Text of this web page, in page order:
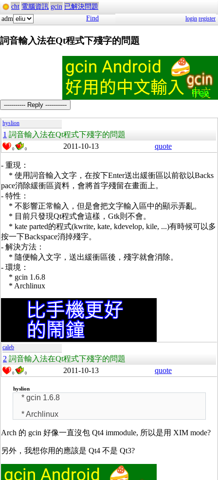
cht 電腦資訊 gcin 已解決問題
adm
Find login register
詞音輸入法在Qt程式下殘字的問題
----------- Reply -----------
hyslion
1 詞音輸入法在Qt程式下殘字的問題
0 0 2011-10-13 quote
- 重現：
* 使用詞音輸入文字，在按下Enter送出緩衝區以前欲以Backs
pace消除緩衝區資料，會將首字殘留在畫面上。
- 特性：
* 不影響正常輸入，但是會把文字輸入區中的顯示弄亂。
* 目前只發現Qt程式會這樣，Gtk則不會。
* kate parted的程式(kwrite, kate, kdevelop, kile, ...)有時候可以多
按一下Backspace消掉殘字。
- 解決方法：
* 隨便輸入文字，送出緩衝區後，殘字就會消除。
- 環境：
* gcin 1.6.8
* Archlinux
caleb
2 詞音輸入法在Qt程式下殘字的問題
0 0 2011-10-13 quote
hyslion
* gcin 1.6.8
* Archlinux
Arch 的 gcin 好像一直沒包 Qt4 immodule, 所以是用 XIM mode?
另外，我想你用的應該是 Qt4 不是 Qt3?